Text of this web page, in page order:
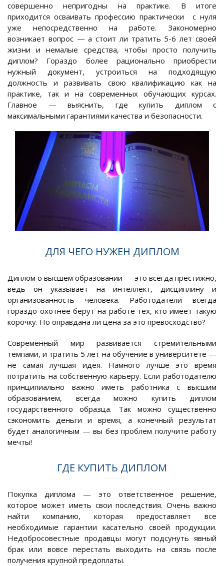
совершенно непригодны на практике. В итоге
приходится осваивать профессию практически с нуля
уже непосредственно на работе. Закономерно
возникает вопрос — а стоит ли тратить 5-6 лет своей
жизни и немалые средства, чтобы просто получить
диплом? Гораздо более рационально приобрести
нужный документ, устроиться на подходящую
должность и развивать свою квалификацию как на
практике, так и на современных обучающих курсах.
Главное — выяснить, где купить диплом с
максимальными гарантиями качества и безопасности.
ДЛЯ ЧЕГО НУЖЕН ДИПЛОМ
Диплом о высшем образовании — это всегда престижно,
ведь он указывает на интеллект, дисциплину и
организованность человека. Работодатели всегда
гораздо охотнее берут на работе тех, кто имеет такую
корочку. Но оправдана ли цена за это превосходство?
Современный мир развивается стремительными
темпами, и тратить 5 лет на обучение в университете —
не самая лучшая идея. Намного лучше это время
потратить на собственную карьеру. Если работодателю
принципиально важно иметь работника с высшим
образованием, всегда можно купить диплом
государственного образца. Так можно существенно
сэкономить деньги и время, а конечный результат
будет аналогичным — вы без проблем получите работу
мечты!
ГДЕ КУПИТЬ ДИПЛОМ
Покупка диплома — это ответственное решение,
которое может иметь свои последствия. Очень важно
найти компанию, которая предоставляет все
необходимые гарантии касательно своей продукции.
Недобросовестные продавцы могут подсунуть явный
брак или вовсе перестать выходить на связь после
получения крупной предоплаты.